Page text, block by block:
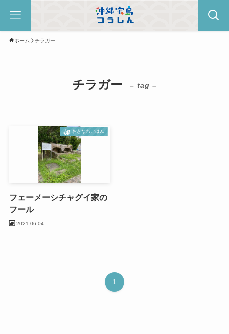
ホーム チラガー
チラガー – tag –
おきなわごはん
フェーメーシチャグイ家の
フール
2021.06.04
1